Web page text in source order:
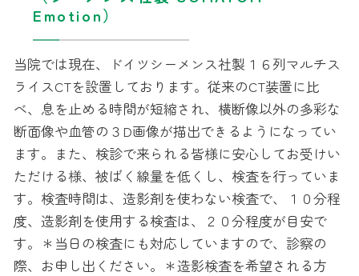
Emotion）
当院では現在、ドイツシーメンス社製１６列マルチス
ライスCTを設置しております。従来のCT装置に比
べ、息を止める時間が短縮され、横断像以外の多彩な
断面像や血管の３D画像が描出できるようになってい
ます。また、検診で来られる皆様に安心してお受けい
ただける様、被ばく線量を低くし、検査を行っていま
す。検査時間は、造影剤を使わない検査で、１０分程
度、造影剤を使用する検査は、２０分程度が目安で
す。＊当日の検査にも対応していますので、診察の
際、お申し出ください。＊造影検査を希望される方